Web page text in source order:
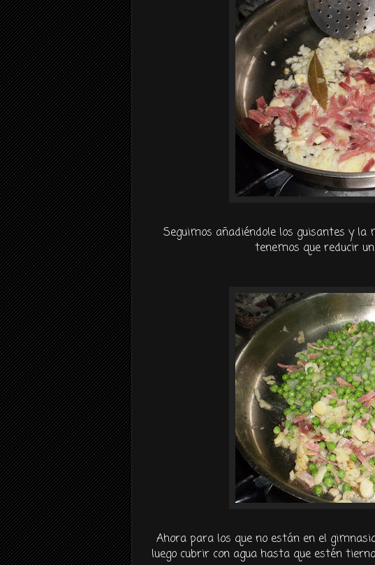
Seguimos añadiéndole los guisantes y
tenemos que reducir
Ahora para los que no están en el
luego cubrir con agua hasta que estén